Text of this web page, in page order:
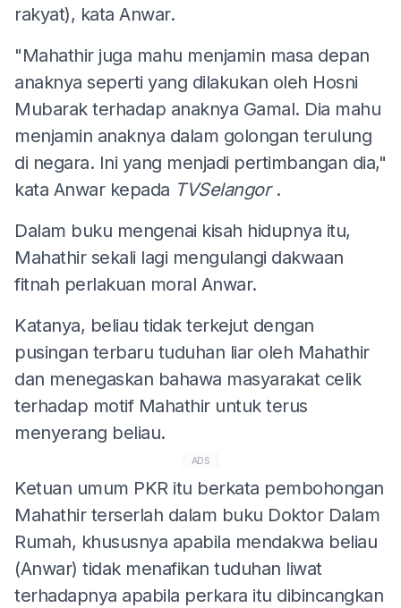
rakyat), kata Anwar.
"Mahathir juga mahu menjamin masa depan
anaknya seperti yang dilakukan oleh Hosni
Mubarak terhadap anaknya Gamal. Dia mahu
menjamin anaknya dalam golongan terulung
di negara. Ini yang menjadi pertimbangan dia,"
kata Anwar kepada TVSelangor .
Dalam buku mengenai kisah hidupnya itu,
Mahathir sekali lagi mengulangi dakwaan
fitnah perlakuan moral Anwar.
Katanya, beliau tidak terkejut dengan
pusingan terbaru tuduhan liar oleh Mahathir
dan menegaskan bahawa masyarakat celik
terhadap motif Mahathir untuk terus
menyerang beliau.
ADS
Ketuan umum PKR itu berkata pembohongan
Mahathir terserlah dalam buku Doktor Dalam
Rumah, khususnya apabila mendakwa beliau
(Anwar) tidak menafikan tuduhan liwat
terhadapnya apabila perkara itu dibincangkan